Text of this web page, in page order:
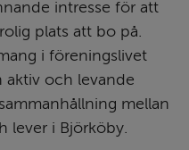
intresse för att
plats att bo på.
i föreningslivet
aktiv och levande
mellan
lever i Björköby.